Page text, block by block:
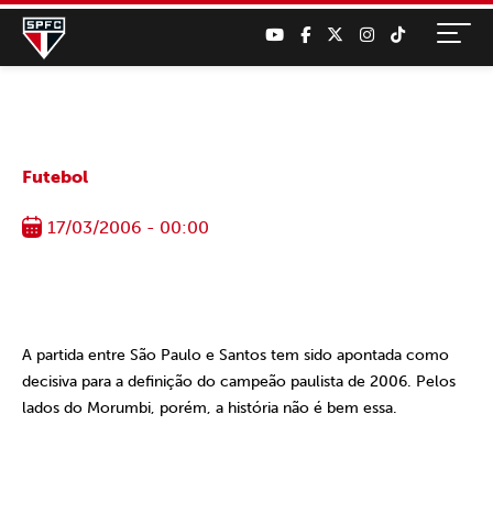
Futebol
17/03/2006 - 00:00
A partida entre São Paulo e Santos tem sido apontada como
decisiva para a definição do campeão paulista de 2006. Pelos
lados do Morumbi, porém, a história não é bem essa.